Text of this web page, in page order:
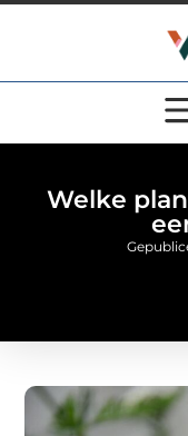
Welke